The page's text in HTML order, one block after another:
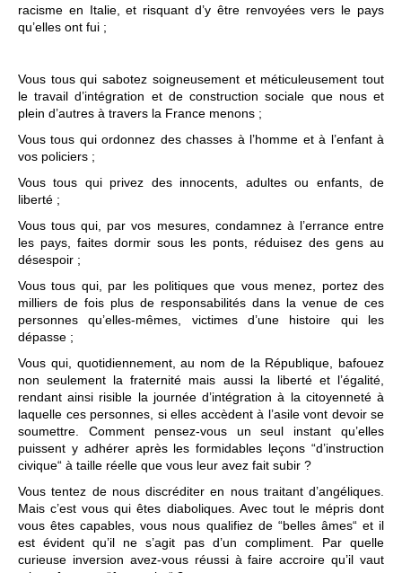
racisme en Italie, et risquant d’y être renvoyées vers le pays
qu’elles ont fui ;
Vous tous qui sabotez soigneusement et méticuleusement tout
le travail d’intégration et de construction sociale que nous et
plein d’autres à travers la France menons ;
Vous tous qui ordonnez des chasses à l’homme et à l’enfant à
vos policiers ;
Vous tous qui privez des innocents, adultes ou enfants, de
liberté ;
Vous tous qui, par vos mesures, condamnez à l’errance entre
les pays, faites dormir sous les ponts, réduisez des gens au
désespoir ;
Vous tous qui, par les politiques que vous menez, portez des
milliers de fois plus de responsabilités dans la venue de ces
personnes qu’elles-mêmes, victimes d’une histoire qui les
dépasse ;
Vous qui, quotidiennement, au nom de la République, bafouez
non seulement la fraternité mais aussi la liberté et l’égalité,
rendant ainsi risible la journée d’intégration à la citoyenneté à
laquelle ces personnes, si elles accèdent à l’asile vont devoir se
soumettre. Comment pensez-vous un seul instant qu’elles
puissent y adhérer après les formidables leçons “d’instruction
civique“ à taille réelle que vous leur avez fait subir ?
Vous tentez de nous discréditer en nous traitant d’angéliques.
Mais c’est vous qui êtes diaboliques. Avec tout le mépris dont
vous êtes capables, vous nous qualifiez de “belles âmes“ et il
est évident qu’il ne s’agit pas d’un compliment. Par quelle
curieuse inversion avez-vous réussi à faire accroire qu’il vaut